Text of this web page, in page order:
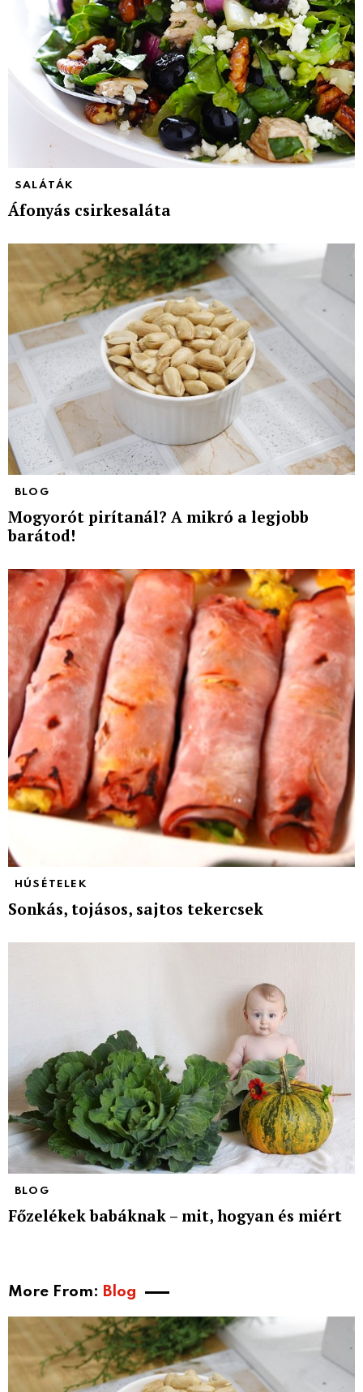
SALÁTÁK
Áfonyás csirkesaláta
BLOG
Mogyorót pirítanál? A mikró a legjobb
barátod!
HÚSÉTELEK
Sonkás, tojásos, sajtos tekercsek
BLOG
Főzelékek babáknak – mit, hogyan és miért
More From: Blog